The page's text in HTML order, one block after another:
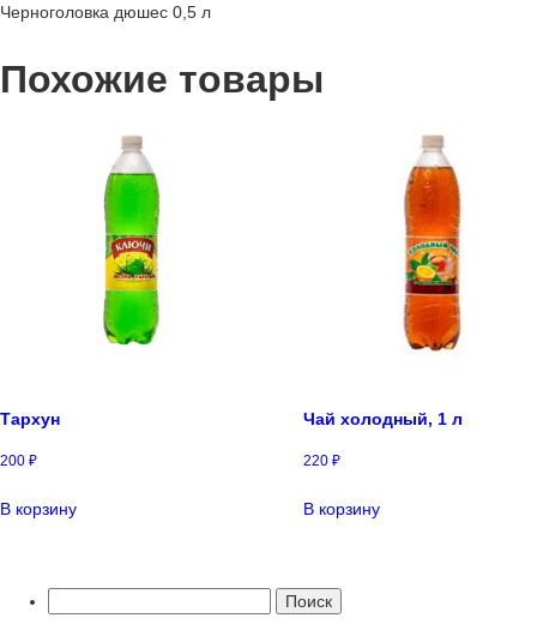
Черноголовка дюшес 0,5 л
Похожие товары
Тархун
200 ₽
В корзину
Чай холодный, 1 л
220₽
В корзину